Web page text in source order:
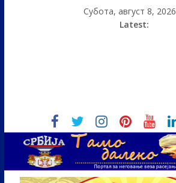
Субота, август 8, 2026
Latest: